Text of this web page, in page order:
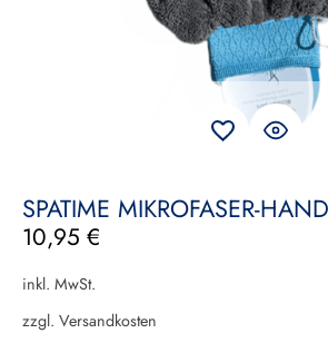
SPATIME MIKROFASER-
10,95 €
inkl. MwSt.
zzgl. Versandkosten